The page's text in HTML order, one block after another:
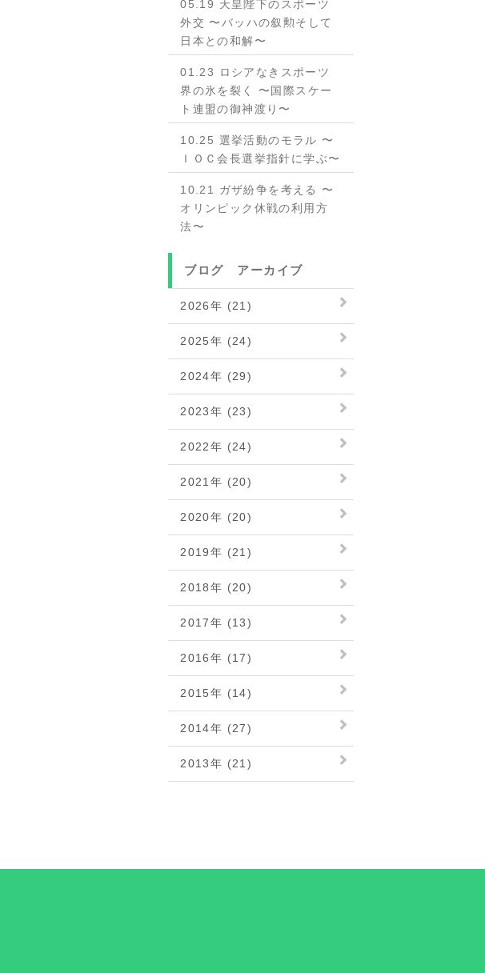
05.19 天皇陛下のスポーツ
外交 〜バッハの叙勲そして
日本との和解〜
01.23 ロシアなきスポーツ
界の氷を裂く 〜国際スケー
ト連盟の御神渡り〜
10.25 選挙活動のモラル 〜
ＩＯＣ会長選挙指針に学ぶ〜
10.21 ガザ紛争を考える 〜
オリンピック休戦の利用方
法〜
ブログ アーカイブ
2026年 (21)
2025年 (24)
2024年 (29)
2023年 (23)
2022年 (24)
2021年 (20)
2020年 (20)
2019年 (21)
2018年 (20)
2017年 (13)
2016年 (17)
2015年 (14)
2014年 (27)
2013年 (21)